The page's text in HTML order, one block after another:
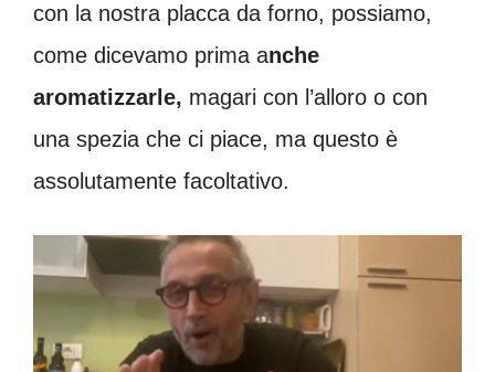
con la nostra placca da forno, possiamo,
come dicevamo prima anche
aromatizzarle, magari con l’alloro o con
una spezia che ci piace, ma questo è
assolutamente facoltativo.